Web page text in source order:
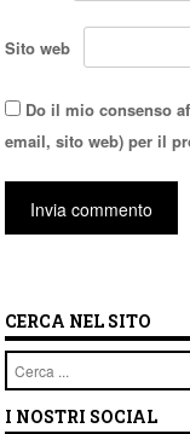
Sito web
Do il mio consenso
email, sito web) per il
CERCA NEL SITO
Cerca
I NOSTRI SOCIAL